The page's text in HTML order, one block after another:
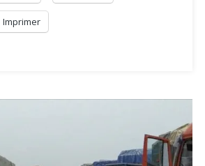
De
Imprimer